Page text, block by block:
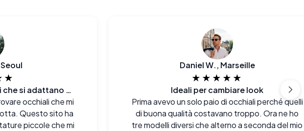
Finalmente, degli occhiali che si adattano al mio viso E al mio budget.
occhiali che mi
Questo sito ha
piccole che mi
Daniel W., Marseille
★★★★★
Ideali per cambiare look
Prima avevo un solo paio di occhiali perché quelli
di buona qualità costavano troppo. Ora ne ho
tre modelli diversi che alterno a seconda del mio